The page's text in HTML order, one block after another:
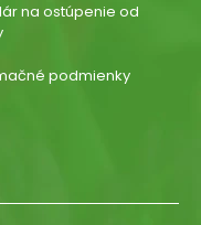
na ostúpenie od
podmienky